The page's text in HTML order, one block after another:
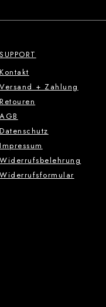
SUPPORT
Kontakt
Versand + Zahlung
Retouren
AGB
Datenschutz
Impressum
Widerrufsbelehrung
Widerrufsformular